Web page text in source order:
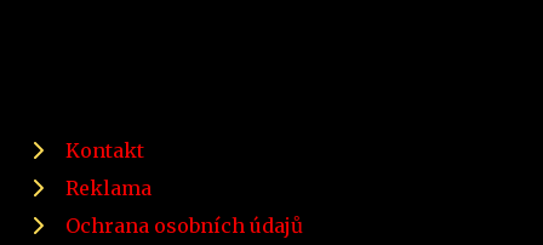
Kontakt
Reklama
Ochrana osobních údajů